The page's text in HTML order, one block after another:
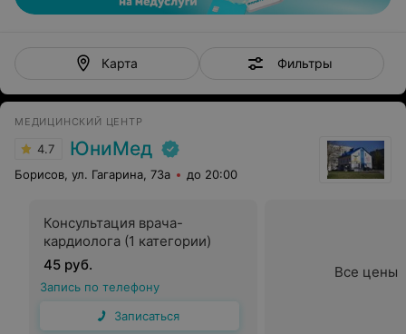
Карта Фильтры
МЕДИЦИНСКИЙ ЦЕНТР
4.7 ЮниМед
Борисов, ул. Гагарина, 73а до 20:00
Консультация врача-
кардиолога (1 категории)
45 руб.
Запись по телефону
Записаться
Все цены